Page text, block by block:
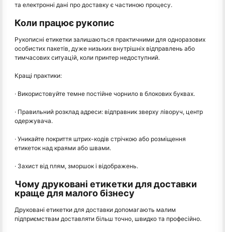
та електронні дані про доставку є частиною процесу.
Коли працює рукопис
Рукописні етикетки залишаються практичними для одноразових
особистих пакетів, дуже низьких внутрішніх відправлень або
тимчасових ситуацій, коли принтер недоступний.
Кращі практики:
· Використовуйте темне постійне чорнило в блокових буквах.
· Правильний розклад адреси: відправник зверху ліворуч, центр
одержувача.
· Уникайте покриття штрих-кодів стрічкою або розміщення
етикеток над краями або швами.
· Захист від плям, зморшок і відображень.
Чому друковані етикетки для доставки
краще для малого бізнесу
Друковані етикетки для доставки допомагають малим
підприємствам доставляти більш точно, швидко та професійно.